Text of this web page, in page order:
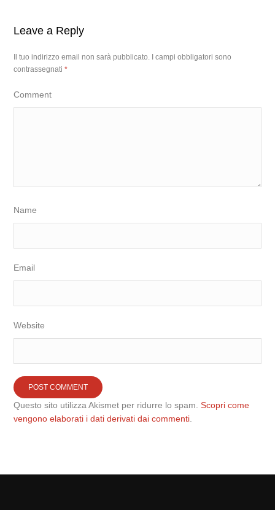
Leave a Reply
Il tuo indirizzo email non sarà pubblicato.
I campi obbligatori sono
contrassegnati*
Comment
Name
Email
Website
Questo sito utilizza Akismet per ridurre lo spam.Scopri come
vengono elaborati i dati derivati dai commenti